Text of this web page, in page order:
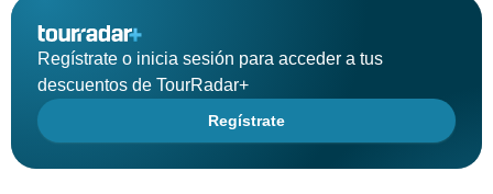
Regístrate o inicia sesión para acceder a tus
descuentos de TourRadar+
Regístrate